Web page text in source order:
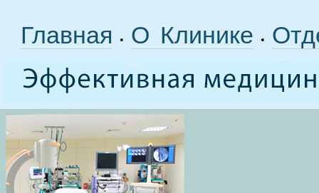
Главная • О Клинике •